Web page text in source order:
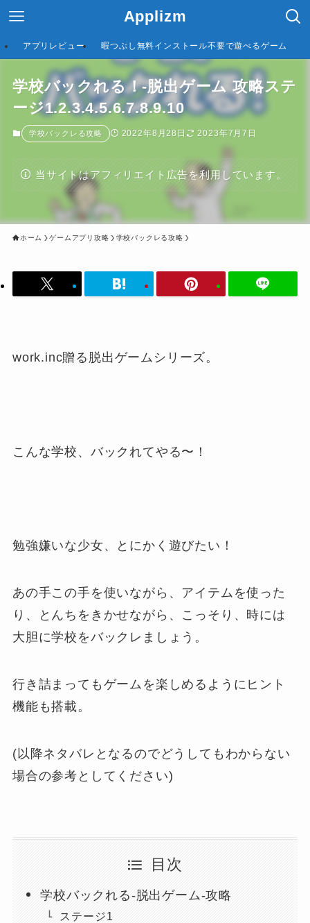
Applizm
アプリレビュー 暇つぶし無料インストール不要で遊べるゲーム
学校バックれる！-脱出ゲーム 攻略ステ
ージ1.2.3.4.5.6.7.8.9.10
学校バックレる攻略 2022年8月28日 2023年7月7日
当サイトはアフィリエイト広告を利用しています。
ホーム ゲームアプリ攻略 学校バックレる攻略
work.inc贈る脱出ゲームシリーズ。
こんな学校、バックれてやる〜！
勉強嫌いな少女、とにかく遊びたい！
あの手この手を使いながら、アイテムを使った
り、とんちをきかせながら、こっそり、時には
大胆に学校をバックレましょう。
行き詰まってもゲームを楽しめるようにヒント
機能も搭載。
(以降ネタバレとなるのでどうしてもわからない
場合の参考としてください)
目次
学校バックれる-脱出ゲーム-攻略
ステージ1